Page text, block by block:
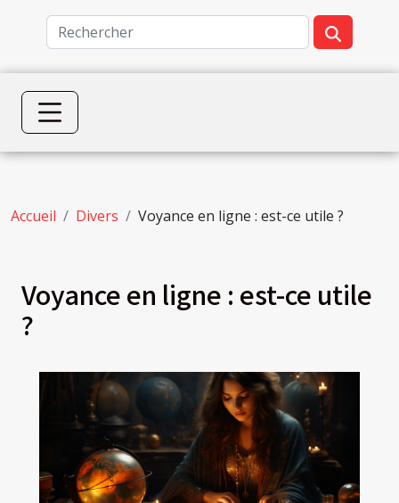
Accueil Divers Voyance en ligne : est-ce utile ?
Voyance en ligne : est-ce utile
?